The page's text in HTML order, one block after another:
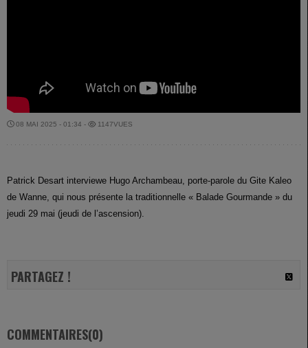
08 MAI 2025 - 01:34 - 1147VUES
Patrick Desart interviewe Hugo Archambeau, porte-parole du Gite Kaleo
de Wanne, qui nous présente la traditionnelle « Balade Gourmande » du
jeudi 29 mai (jeudi de l’ascension).
PARTAGEZ !
COMMENTAIRES(0)